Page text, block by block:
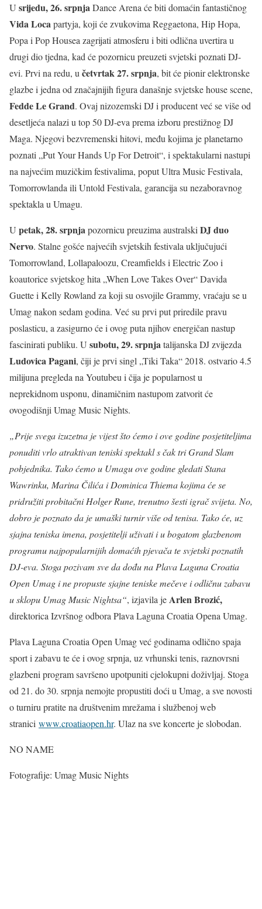
U srijedu, 26. srpnjaDance Arena će biti domaćin fantastičnog
Vida Locapartyja, koji će zvukovima Reggaetona, Hip Hopa,
Popa i Pop Housea zagrijati atmosferu i biti odlična uvertira u
drugi dio tjedna, kad će pozornicu preuzeti svjetski poznati DJ-
evi. Prvi na redu, učetvrtak 27. srpnja, bit će pionir elektronske
glazbe i jedna od značajnijih figura današnje svjetske house scene,
Fedde Le Grand. Ovaj nizozemski DJ i producent već se više od
desetljeća nalazi u top 50 DJ-eva prema izboru prestižnog DJ
Maga. Njegovi bezvremenski hitovi, među kojima je planetarno
poznati „Put Your Hands Up For Detroit“, i spektakularni nastupi
na najvećim muzičkim festivalima, poput Ultra Music Festivala,
Tomorrowlanda ili Untold Festivala, garancija su nezaboravnog
spektakla u Umagu.
U petak, 28. srpnjapozornicu preuzima australskiDJ duo
Nervo. Stalne gošće najvećih svjetskih festivala uključujući
Tomorrowland, Lollapaloozu, Creamfields i Electric Zoo i
koautorice svjetskog hita „When Love Takes Over“ Davida
Guette i Kelly Rowland za koji su osvojile Grammy, vraćaju se u
Umag nakon sedam godina. Već su prvi put priredile pravu
poslasticu, a zasigurno će i ovog puta njihov energičan nastup
fascinirati publiku. U subotu,29. srpnjatalijanska DJ zvijezda
Ludovica Pagani, čiji je prvi singl „Tiki Taka“ 2018. ostvario 4.5
milijuna pregleda na Youtubeu i čija je popularnost u
neprekidnom usponu, dinamičnim nastupom zatvorit će
ovogodišnji Umag Music Nights.
„Prije svega izuzetna je vijest što ćemo i ove godine posjetiteljima
ponuditi vrlo atraktivan teniski spektakl s čak tri Grand Slam
pobjednika. Tako ćemo u Umagu ove godine gledati Stana
Wawrinku, Marina Čilića i Dominica Thiema kojima će se
pridružiti probitačni Holger Rune, trenutno šesti igrač svijeta. No,
dobro je poznato da je umaški turnir više od tenisa. Tako će, uz
sjajna teniska imena, posjetitelji uživati i u bogatom glazbenom
programu najpopularnijih domaćih pjevača te svjetski poznatih
DJ-eva. Stoga pozivam sve da dođu na Plava Laguna Croatia
Open Umag i ne propuste sjajne teniske mečeve i odličnu zabavu
u sklopu Umag Music Nightsa“, izjavila jeArlen Brozić,
direktorica Izvršnog odbora Plava Laguna Croatia Opena Umag.
Plava Laguna Croatia Open Umag već godinama odlično spaja
sport i zabavu te će i ovog srpnja, uz vrhunski tenis, raznovrsni
glazbeni program savršeno upotpuniti cjelokupni doživljaj. Stoga
od 21. do 30. srpnja nemojte propustiti doći u Umag, a sve novosti
o turniru pratite na društvenim mrežama i službenoj web
stranici www.croatiaopen.hr. Ulaz na sve koncerte je slobodan.
NO NAME
Fotografije: Umag Music Nights